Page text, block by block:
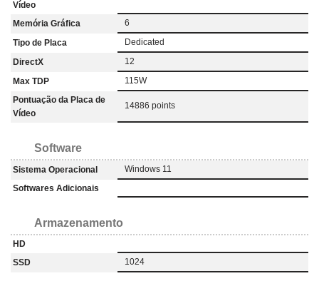
Vídeo
Memória Gráfica
6
Tipo de Placa
‎Dedicated
DirectX
12
Max TDP
115W
Pontuação da Placa de
Vídeo
14886 points
Software
Sistema Operacional
Windows 11
Softwares Adicionais
Armazenamento
HD
SSD
1024